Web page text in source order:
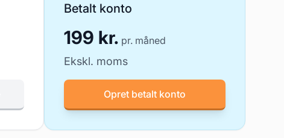
Betalt konto
199 kr. pr. måned
Ekskl. moms
Opret betalt konto